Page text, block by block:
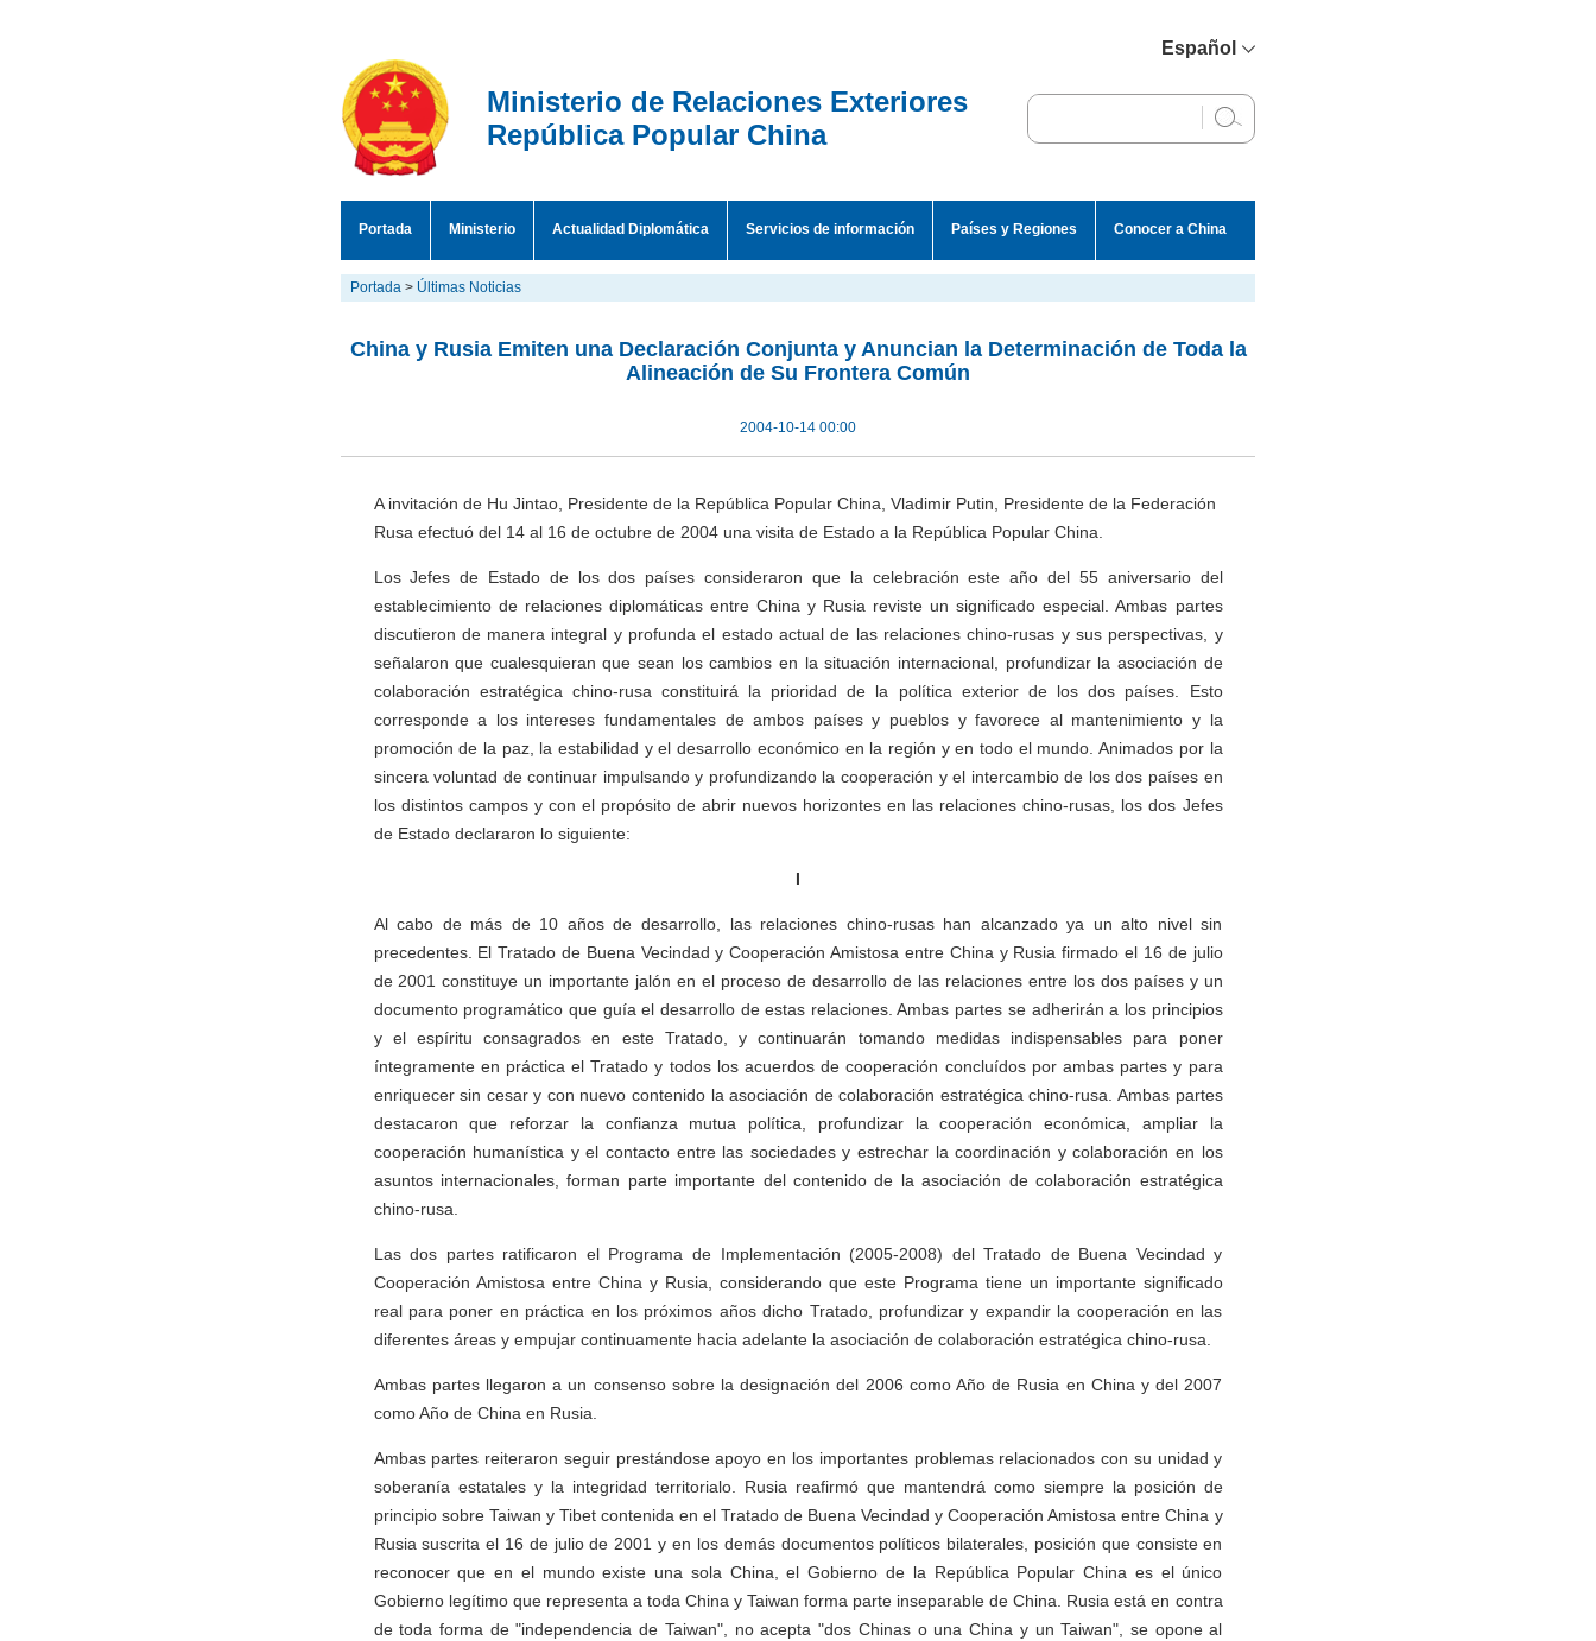
Español
English
Ministerio de Relaciones Exteriores
República Popular China
Portada Ministerio Actualidad Diplomática Servicios de información Países y Regiones Conocer a China
Portada > Últimas Noticias
China y Rusia Emiten una Declaración Conjunta y Anuncian la Determinación de Toda la
Alineación de Su Frontera Común
2004-10-14 00:00
A invitación de Hu Jintao, Presidente de la República Popular China, Vladimir Putin, Presidente de la Federación
Rusa efectuó del 14 al 16 de octubre de 2004 una visita de Estado a la República Popular China.
Los Jefes de Estado de los dos países consideraron que la celebración este año del 55 aniversario del
establecimiento de relaciones diplomáticas entre China y Rusia reviste un significado especial. Ambas partes
discutieron de manera integral y profunda el estado actual de las relaciones chino-rusas y sus perspectivas, y
señalaron que cualesquieran que sean los cambios en la situación internacional, profundizar la asociación de
colaboración estratégica chino-rusa constituirá la prioridad de la política exterior de los dos países. Esto
corresponde a los intereses fundamentales de ambos países y pueblos y favorece al mantenimiento y la
promoción de la paz, la estabilidad y el desarrollo económico en la región y en todo el mundo. Animados por la
sincera voluntad de continuar impulsando y profundizando la cooperación y el intercambio de los dos países en
los distintos campos y con el propósito de abrir nuevos horizontes en las relaciones chino-rusas, los dos Jefes
de Estado declararon lo siguiente:
I
Al cabo de más de 10 años de desarrollo, las relaciones chino-rusas han alcanzado ya un alto nivel sin
precedentes. El Tratado de Buena Vecindad y Cooperación Amistosa entre China y Rusia firmado el 16 de julio
de 2001 constituye un importante jalón en el proceso de desarrollo de las relaciones entre los dos países y un
documento programático que guía el desarrollo de estas relaciones. Ambas partes se adherirán a los principios
y el espíritu consagrados en este Tratado, y continuarán tomando medidas indispensables para poner
íntegramente en práctica el Tratado y todos los acuerdos de cooperación concluídos por ambas partes y para
enriquecer sin cesar y con nuevo contenido la asociación de colaboración estratégica chino-rusa. Ambas partes
destacaron que reforzar la confianza mutua política, profundizar la cooperación económica, ampliar la
cooperación humanística y el contacto entre las sociedades y estrechar la coordinación y colaboración en los
asuntos internacionales, forman parte importante del contenido de la asociación de colaboración estratégica
chino-rusa.
Las dos partes ratificaron el Programa de Implementación (2005-2008) del Tratado de Buena Vecindad y
Cooperación Amistosa entre China y Rusia, considerando que este Programa tiene un importante significado
real para poner en práctica en los próximos años dicho Tratado, profundizar y expandir la cooperación en las
diferentes áreas y empujar continuamente hacia adelante la asociación de colaboración estratégica chino-rusa.
Ambas partes llegaron a un consenso sobre la designación del 2006 como Año de Rusia en China y del 2007
como Año de China en Rusia.
Ambas partes reiteraron seguir prestándose apoyo en los importantes problemas relacionados con su unidad y
soberanía estatales y la integridad territorialo. Rusia reafirmó que mantendrá como siempre la posición de
principio sobre Taiwan y Tibet contenida en el Tratado de Buena Vecindad y Cooperación Amistosa entre China y
Rusia suscrita el 16 de julio de 2001 y en los demás documentos políticos bilaterales, posición que consiste en
reconocer que en el mundo existe una sola China, el Gobierno de la República Popular China es el único
Gobierno legítimo que representa a toda China y Taiwan forma parte inseparable de China. Rusia está en contra
de toda forma de "independencia de Taiwan", no acepta "dos Chinas o una China y un Taiwan", se opone al